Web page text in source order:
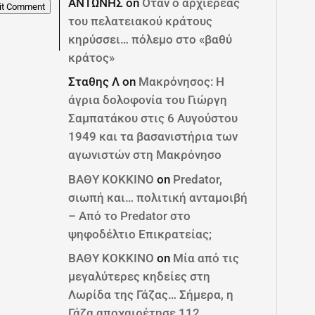
Comment
του πελατειακού κράτους
κηρύσσει… πόλεμο στο «βαθύ
κράτος»
Σταθης Λ on Μακρόνησος: Η
άγρια δολοφονία του Γιώργη
Σαμπατάκου στις 6 Αυγούστου
1949 και τα βασανιστήρια των
αγωνιστών στη Μακρόνησο
ΒΑΘΥ ΚΟΚΚΙΝΟ on Predator,
σιωπή και… πολιτική ανταμοιβή
– Από το Predator στο
ψηφοδέλτιο Επικρατείας;
ΒΑΘΥ ΚΟΚΚΙΝΟ on Μία από τις
μεγαλύτερες κηδείες στη
Λωρίδα της Γάζας… Σήμερα, η